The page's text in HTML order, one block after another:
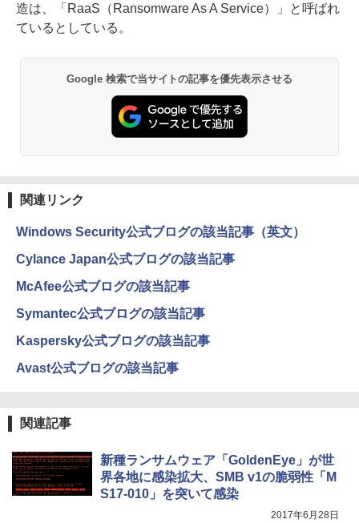
造は、「RaaS（Ransomware As A Service）」と呼ばれ
ているとしている。
Google 検索で当サイトの記事を優先表示させる
関連リンク
Windows Security公式ブログの該当記事（英文）
Cylance Japan公式ブログの該当記事
McAfee公式ブログの該当記事
Symantec公式ブログの該当記事
Kaspersky公式ブログの該当記事
Avast公式ブログの該当記事
関連記事
新種ランサムウェア「GoldenEye」が世
界各地に感染拡大、SMB v1の脆弱性「M
S17-010」を突いて感染
2017年6月28日